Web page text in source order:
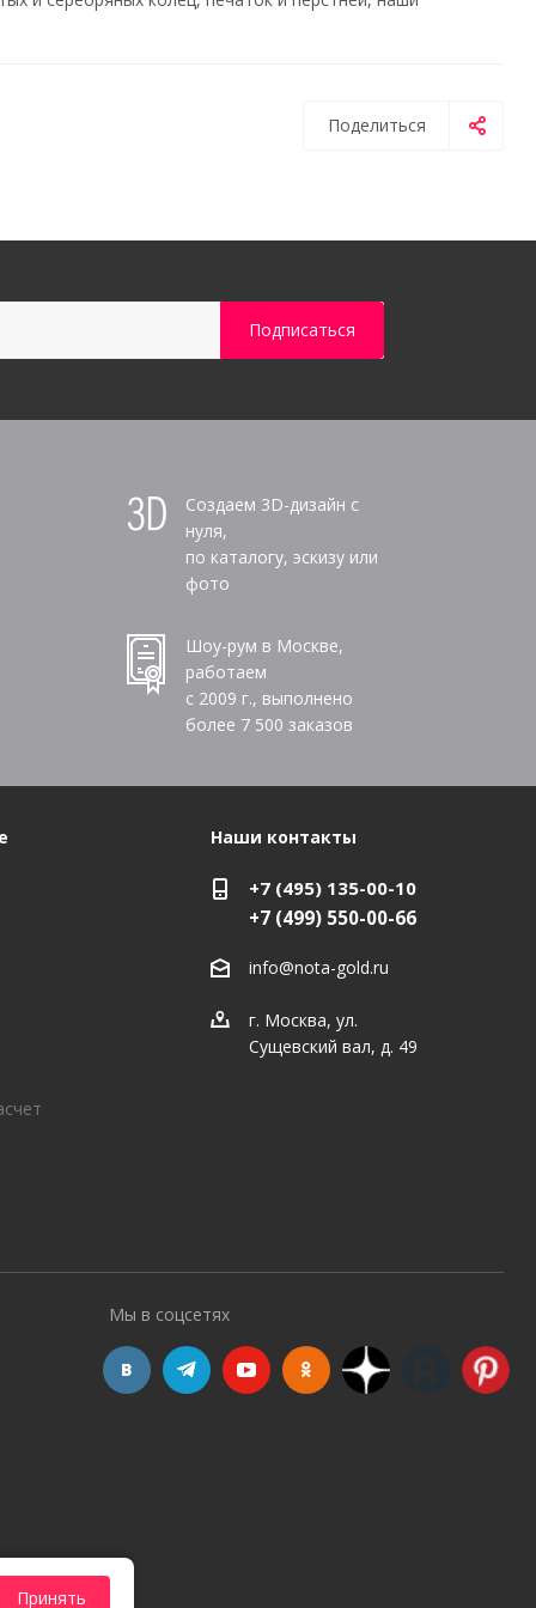
Поделиться
Создаем 3D-дизайн с
нуля,
по каталогу, эскизу или
фото
Шоу-рум в Москве,
работаем
с 2009 г., выполнено
более 7 500 заказов
Наши контакты
+7 (495) 135-00-10
+7 (499) 550-00-66
info@nota-gold.ru
г. Москва, ул.
Сущевский вал, д. 49
Мы в соцсетях
Принять